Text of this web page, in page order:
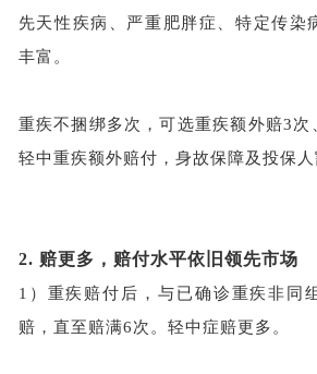
先天性疾病、严重肥胖症、特定传染
丰富。
重疾不捆绑多次，可选重疾额外赔3次
轻中重疾额外赔付，身故保障及投保
2. 赔更多，赔付水平依旧领先市场
1） 重疾赔付后，与已确诊重疾非同
赔，直至赔满6次。轻中症赔更多。